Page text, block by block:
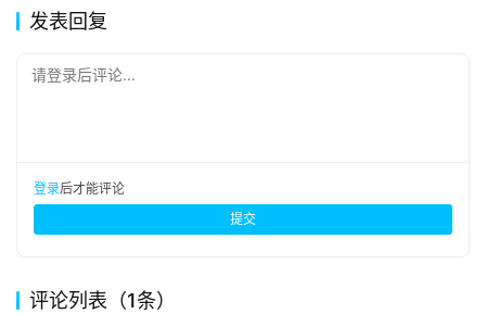
发表回复
请登录后评论...
登录后才能评论
提交
评论列表（1条）